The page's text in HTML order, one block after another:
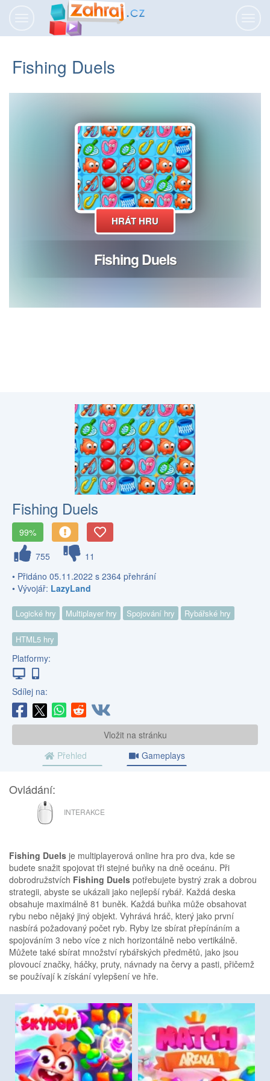
Fishing Duels
Fishing Duels
99%
755
11
• Přidáno 05.11.2022 s 2364 přehrání
• Vývojář: LazyLand
Logické hry Multiplayer hry Spojování hry Rybářské hry
HTML5 hry
Platformy:
Sdílej na:
Vložit na stránku
Přehled
Gameplays
Ovládání:
MYŠ
INTERAKCE
Fishing Duels je multiplayerová online hra pro dva, kde se
budete snažit spojovat tři stejné buňky na dně oceánu. Při
dobrodružstvích Fishing Duels potřebujete bystrý zrak a dobrou
strategii, abyste se ukázali jako nejlepší rybář. Každá deska
obsahuje maximálně 81 buněk. Každá buňka může obsahovat
rybu nebo nějaký jiný objekt. Vyhrává hráč, který jako první
nasbírá požadovaný počet ryb. Ryby lze sbírat přepínáním a
spojováním 3 nebo více z nich horizontálně nebo vertikálně.
Můžete také sbírat množství rybářských předmětů, jako jsou
plovoucí značky, háčky, pruty, návnady na červy a pasti, přičemž
se používají k získání vylepšení ve hře.